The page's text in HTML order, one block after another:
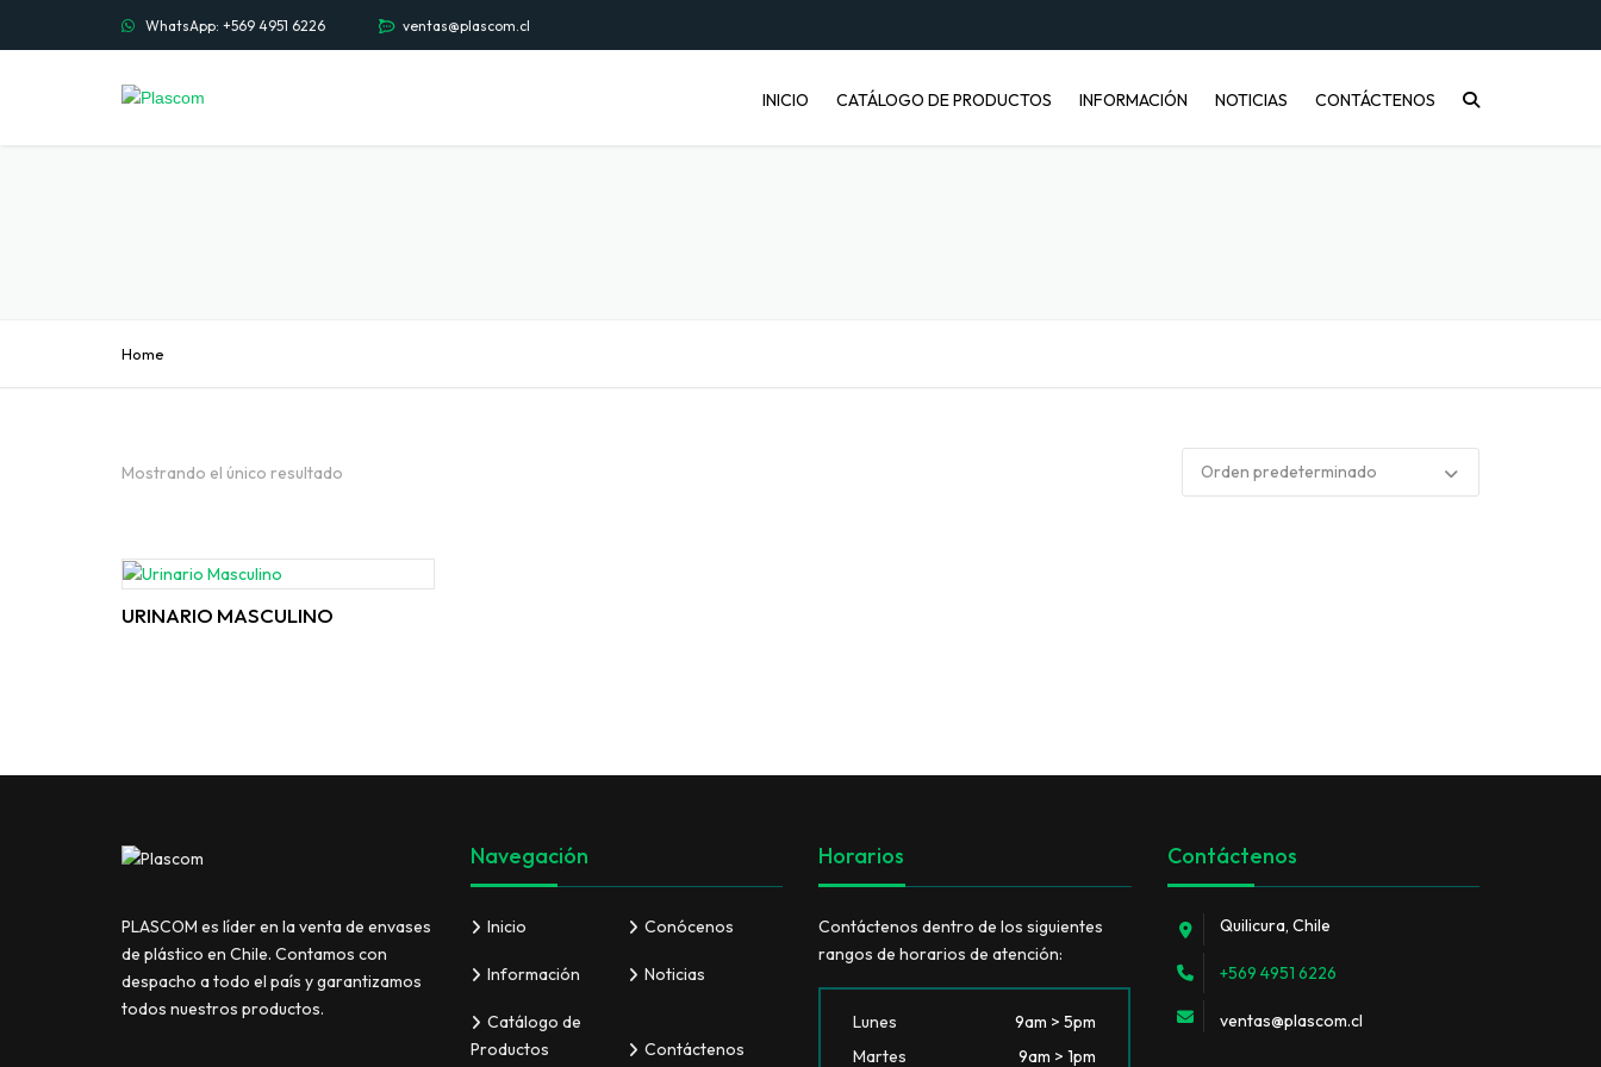
WhatsApp: +569 4951 6226 ventas@plascom.cl
INICIO CATÁLOGO DE PRODUCTOS INFORMACIÓN
CÓMO COMPRAR
NOTICIAS CONTÁCTENOS
Home
Mostrando el único resultado
URINARIO MASCULINO
PLASCOM es líder en la venta de envases
de plástico en Chile. Contamos con
despacho a todo el país y garantizamos
todos nuestros productos.
Navegación
Inicio Conócenos
Información Noticias
Catálogo de
Productos
Contáctenos
Horarios
Contáctenos dentro de los siguientes
rangos de horarios de atención:
Lunes
9am > 5pm
Martes
9am > 1pm
Contáctenos
Quilicura, Chile
+569 4951 6226
ventas@plascom.cl